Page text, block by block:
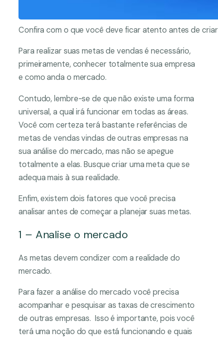
Confira com o que você deve ficar atento antes de
Para realizar suas metas de vendas é necessário,
primeiramente, conhecer totalmente sua empresa
e como anda o mercado.
Contudo, lembre-se de que não existe uma forma
universal, a qual irá funcionar em todas as áreas.
Você com certeza terá bastante referências de
metas de vendas vindas de outras empresas na
sua análise do mercado, mas não se apegue
totalmente a elas. Busque criar uma meta que se
adequa mais à sua realidade.
Enfim, existem dois fatores que você precisa
analisar antes de começar a planejar suas metas.
1 – Analise o mercado
As metas devem condizer com a realidade do
mercado.
Para fazer a análise do mercado você precisa
acompanhar e pesquisar as taxas de crescimento
de outras empresas. Isso é importante, pois você
terá uma noção do que está funcionando e quais